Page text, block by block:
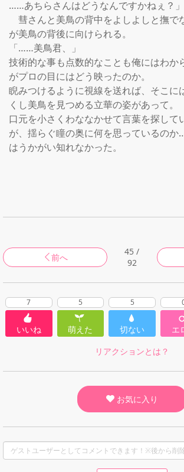
……あちらさんはどうなんですかねぇ？」
が美鳥の背後に向けられる。
「……美鳥君、」
技術的な事も点数的なことも俺にはわか
がプロの目にはどう映ったのか。
睨みつけるように視線を送れば、そこに
くし美鳥を見つめる立華の姿があって。
口元を小さくわななかせて言葉を探して
が、揺らぐ瞳の奥に何を思っているの
はうかがい知れなかった。
前へ
45 /
92
7
いいね
5
萌えた
5
切ない エ
リアクションとは？
お気に入り